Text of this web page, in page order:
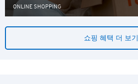
ONLINE SHOPPING
쇼핑 혜택 더 보기
繁體中文(TW)
Indonesia Bahasa